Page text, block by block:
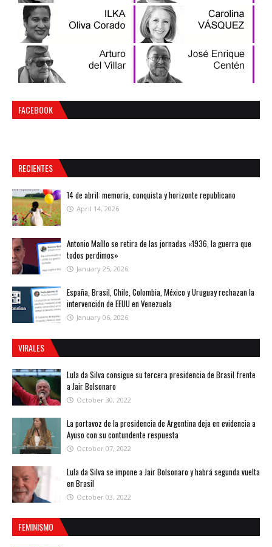
FACEBOOK
RECIENTES
14 de abril: memoria, conquista y horizonte republicano
April 14, 2026
Antonio Maíllo se retira de las jornadas «1936, la guerra que
todos perdimos»
January 25, 2026
España, Brasil, Chile, Colombia, México y Uruguay rechazan la
intervención de EEUU en Venezuela
January 06, 2026
VIRALES
Lula da Silva consigue su tercera presidencia de Brasil frente
a Jair Bolsonaro
October 30, 2022
La portavoz de la presidencia de Argentina deja en evidencia a
Ayuso con su contundente respuesta
October 07, 2022
Lula da Silva se impone a Jair Bolsonaro y habrá segunda vuelta
en Brasil
October 03, 2022
FEMINISMO